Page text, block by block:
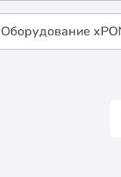
Оборудование